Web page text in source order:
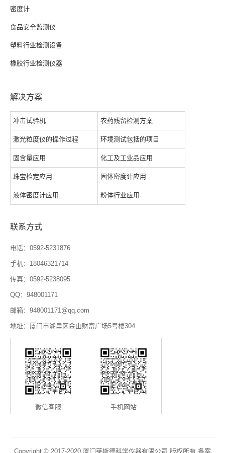
密度计
食品安全监测仪
塑料行业检测设备
橡胶行业检测仪器
解决方案
冲击试验机 农药残留检测方案
激光粒度仪的操作过程 环境测试包括的项目
固含量应用 化工及工业品应用
珠宝检定应用 固体密度计应用
液体密度计应用 粉体行业应用
联系方式
电话：0592-5231876
手机：18046321714
传真：0592-5238095
QQ：948001171
邮箱：948001171@qq.com
地址：厦门市湖里区金山财富广场5号楼304
微信客服 手机网站
Copyright © 2017-2020 厦门莱斯德科学仪器有限公司 版权所有 备案